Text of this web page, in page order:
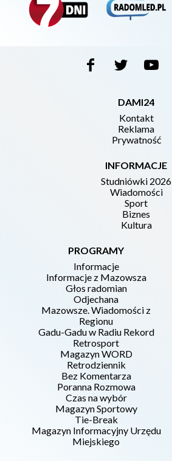
DAMI24
Kontakt
Reklama
Prywatność
INFORMACJE
Studniówki 2026
Wiadomości
Sport
Biznes
Kultura
PROGRAMY
Informacje
Informacje z Mazowsza
Głos radomian
Odjechana
Mazowsze. Wiadomości z
Regionu
Gadu-Gadu w Radiu Rekord
Retrosport
Magazyn WORD
Retrodziennik
Bez Komentarza
Poranna Rozmowa
Czas na wybór
Magazyn Sportowy
Tie-Break
Magazyn Informacyjny Urzędu
Miejskiego